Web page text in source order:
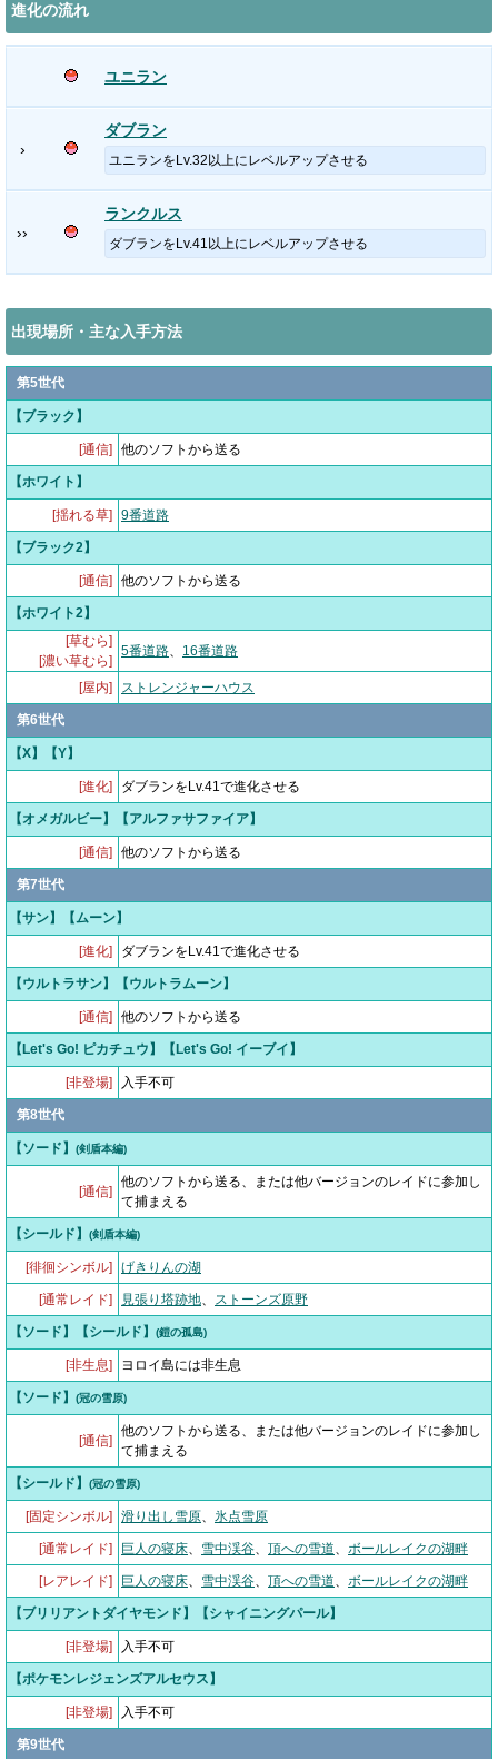
進化の流れ
ユニラン
›
ダブラン
ユニランをLv.32以上にレベルアップさせる
››
ランクルス
ダブランをLv.41以上にレベルアップさせる
出現場所・主な入手方法
第5世代
【ブラック】
[通信] 他のソフトから送る
【ホワイト】
[揺れる草] 9番道路
【ブラック2】
[通信] 他のソフトから送る
【ホワイト2】
[草むら]
[濃い草むら]
5番道路、 16番道路
[屋内] ストレンジャーハウス
第6世代
【X】【Y】
[進化] ダブランをLv.41で進化させる
【オメガルビー】【アルファサファイア】
[通信] 他のソフトから送る
第7世代
【サン】【ムーン】
[進化] ダブランをLv.41で進化させる
【ウルトラサン】【ウルトラムーン】
[通信] 他のソフトから送る
【Let's Go! ピカチュウ】【Let's Go! イーブイ】
[非登場] 入手不可
第8世代
【ソード】 (剣盾本編)
[通信]
他のソフトから送る、または他バージョンのレイドに参加し
て捕まえる
【シールド】 (剣盾本編)
[徘徊シンボル] げきりんの湖
[通常レイド] 見張り塔跡地、 ストーンズ原野
【ソード】【シールド】 (鎧の孤島)
[非生息] ヨロイ島には非生息
【ソード】 (冠の雪原)
[通信]
他のソフトから送る、または他バージョンのレイドに参加し
て捕まえる
【シールド】 (冠の雪原)
[固定シンボル] 滑り出し雪原、 氷点雪原
[通常レイド] 巨人の寝床、 雪中渓谷、 頂への雪道、 ボールレイクの湖畔
[レアレイド] 巨人の寝床、 雪中渓谷、 頂への雪道、 ボールレイクの湖畔
【ブリリアントダイヤモンド】【シャイニングパール】
[非登場] 入手不可
【ポケモンレジェンズアルセウス】
[非登場] 入手不可
第9世代